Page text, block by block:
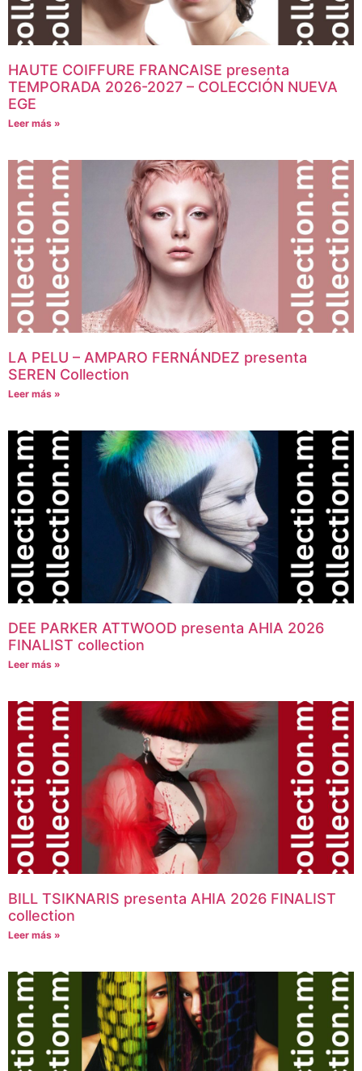
HAUTE COIFFURE FRANCAISE presenta
TEMPORADA 2026-2027 – COLECCIÓN NUEVA
EGE
Leer más »
LA PELU – AMPARO FERNÁNDEZ presenta
SEREN Collection
Leer más »
DEE PARKER ATTWOOD presenta AHIA 2026
FINALIST collection
Leer más »
BILL TSIKNARIS presenta AHIA 2026 FINALIST
collection
Leer más »